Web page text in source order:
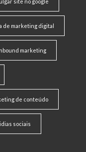
de marketing digital
marketing
de conteúdo
sociais